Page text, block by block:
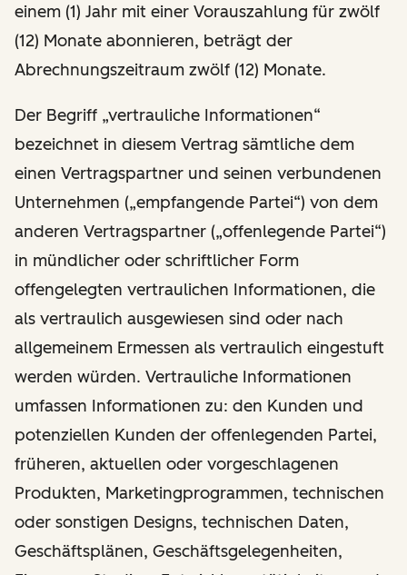
einem (1) Jahr mit einer Vorauszahlung für zwölf
(12) Monate abonnieren, beträgt der
Abrechnungszeitraum zwölf (12) Monate.
Der Begriff „vertrauliche Informationen“
bezeichnet in diesem Vertrag sämtliche dem
einen Vertragspartner und seinen verbundenen
Unternehmen („empfangende Partei“) von dem
anderen Vertragspartner („offenlegende Partei“)
in mündlicher oder schriftlicher Form
offengelegten vertraulichen Informationen, die
als vertraulich ausgewiesen sind oder nach
allgemeinem Ermessen als vertraulich eingestuft
werden würden. Vertrauliche Informationen
umfassen Informationen zu: den Kunden und
potenziellen Kunden der offenlegenden Partei,
früheren, aktuellen oder vorgeschlagenen
Produkten, Marketingprogrammen, technischen
oder sonstigen Designs, technischen Daten,
Geschäftsplänen, Geschäftsgelegenheiten,